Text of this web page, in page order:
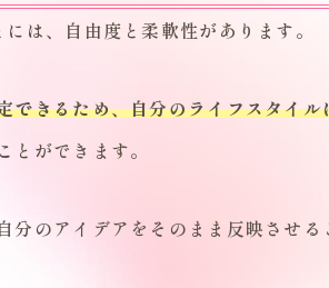
は、自由度と柔軟性があります。
できるため、自分のライフスタイ
とができます。
分のアイデアをそのまま反映させ